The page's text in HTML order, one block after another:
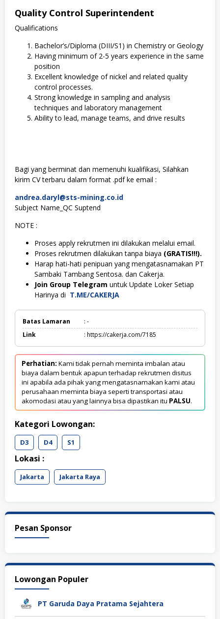
Quality Control Superintendent
Qualifications
Bachelor’s/Diploma (DIII/S1) in Chemistry or Geology
Having minimum of 2-5 years experience in the same
position
Excellent knowledge of nickel and related quality
control processes.
Strong knowledge in sampling and analysis
techniques and laboratory management
Ability to lead, manage teams, and drive results
Bagi yang berminat dan memenuhi kualifikasi, Silahkan
kirim CV terbaru dalam format .pdf ke email :
andrea.daryl@sts-mining.co.id
Subject Name_QC Suptend
NOTE :
Proses apply rekrutmen ini dilakukan melalui email.
Proses rekrutmen dilakukan tanpa biaya (GRATIS!!!).
Harap hati-hati penipuan yang mengatasnamakan PT
Sambaki Tambang Sentosa. dan Cakerja.
Join Group Telegram untuk Update Loker Setiap
Harinya di T.ME/CAKERJA
Batas Lamaran
: -
Link
: https://cakerja.com/7185
Perhatian: Kami tidak pernah meminta imbalan atau
biaya dalam bentuk apapun terhadap rekrutmen disitus
ini apabila ada pihak yang mengatasnamakan kami atau
perusahaan meminta biaya seperti transportasi atau
akomodasi atau yang lainnya bisa dipastikan itu PALSU.
Kategori Lowongan:
D3 D4 S1
Lokasi :
Jakarta Jakarta Raya
Pesan Sponsor
Lowongan Populer
PT Garuda Daya Pratama Sejahtera